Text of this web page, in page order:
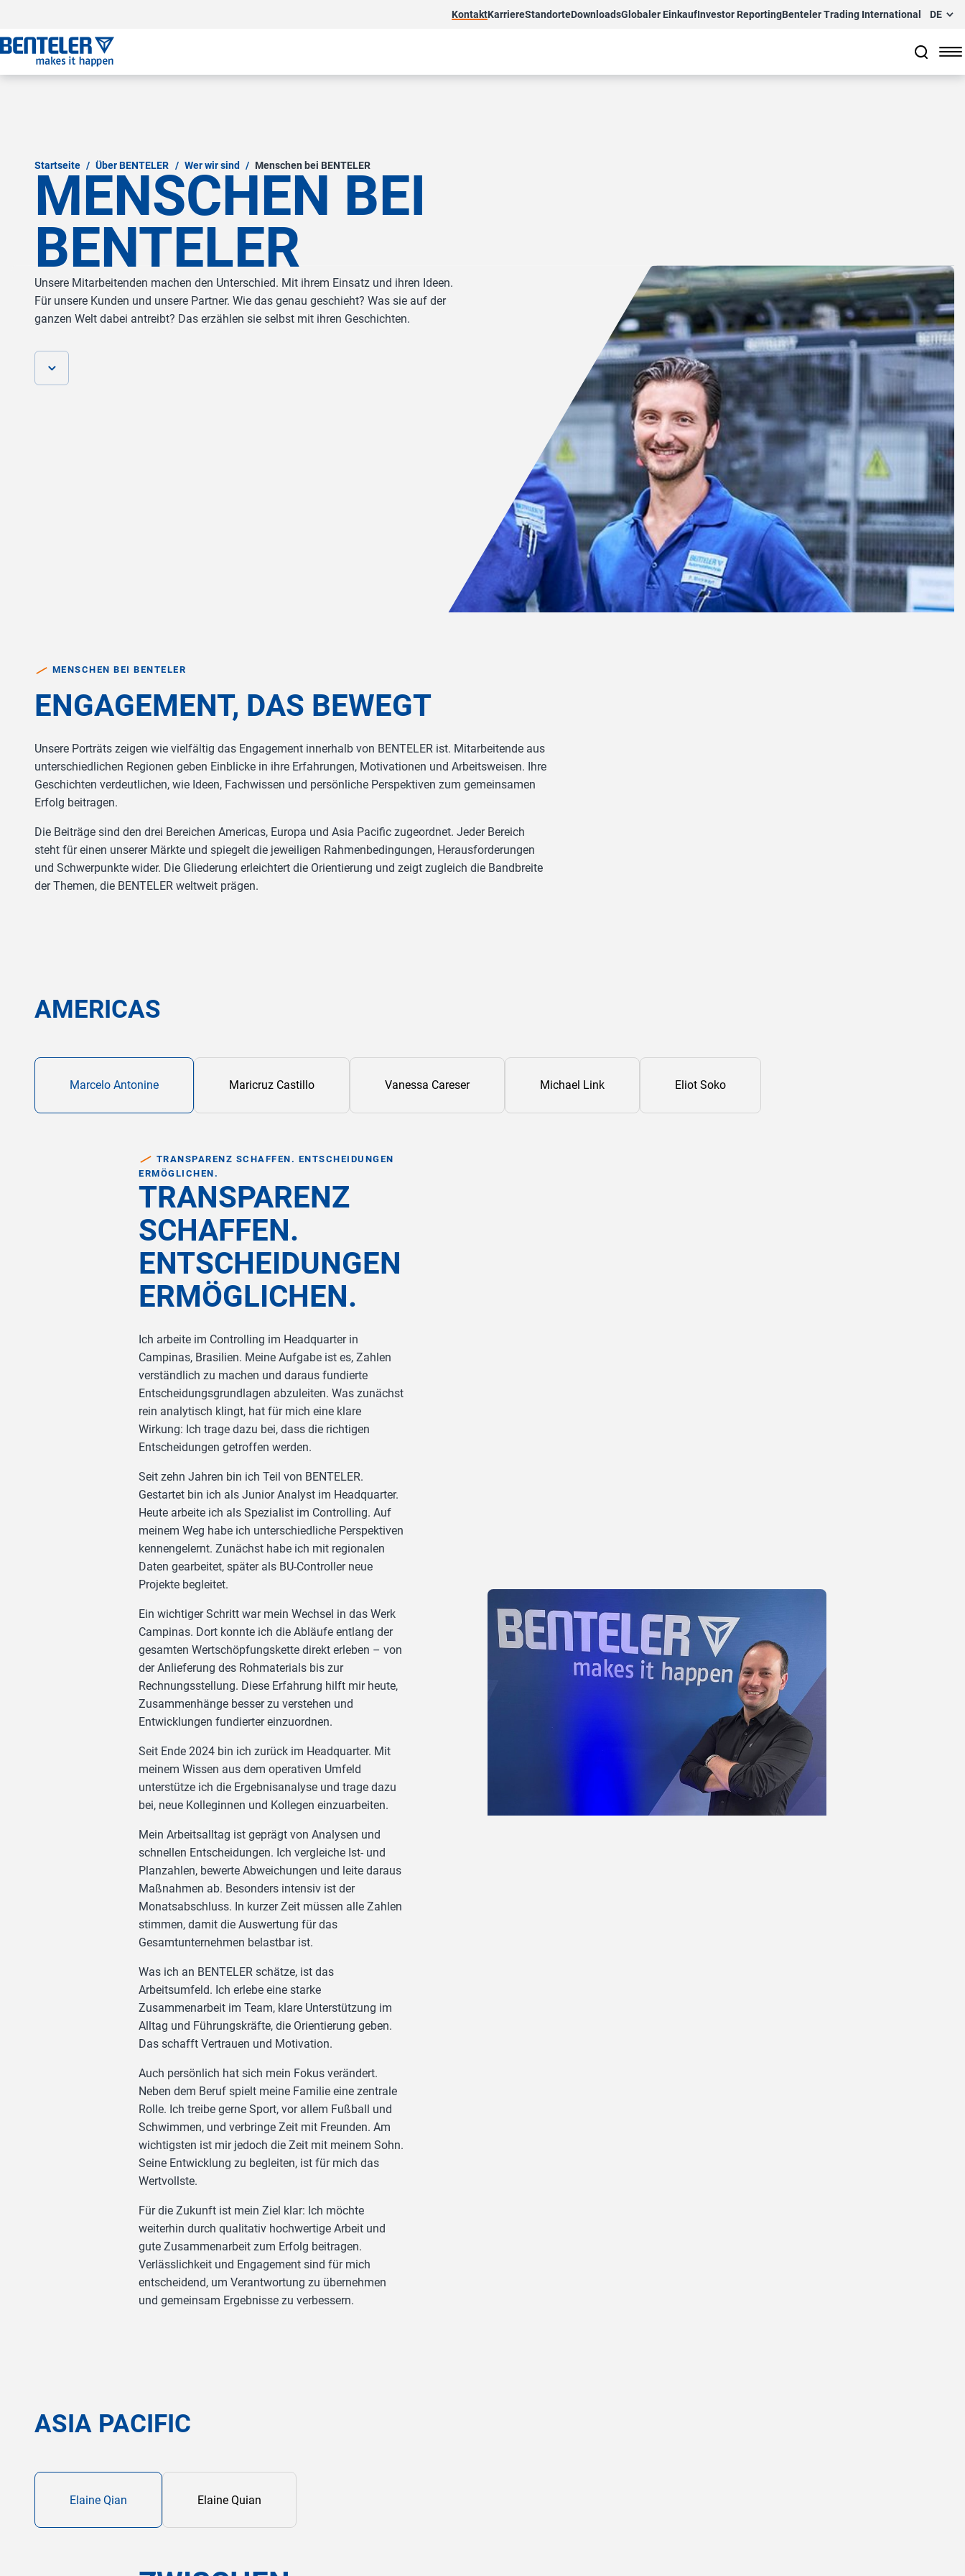
KontaktKarriereStandorteDownloadsGlobaler EinkaufInvestor ReportingBenteler Trading International DE
Zum Hauptinhalt springen
Zum Footer springen
Zum Ende der Navigation springen
Zum Beginn der Navigation springen
Startseite / Über BENTELER / Wer wir sind / Menschen bei BENTELER
MENSCHEN BEI
BENTELER
Unsere Mitarbeitenden machen den Unterschied. Mit ihrem Einsatz und ihren Ideen.
Für unsere Kunden und unsere Partner. Wie das genau geschieht? Was sie auf der
ganzen Welt dabei antreibt? Das erzählen sie selbst mit ihren Geschichten.
MENSCHEN BEI BENTELER
ENGAGEMENT, DAS BEWEGT
Unsere Porträts zeigen wie vielfältig das Engagement innerhalb von BENTELER ist. Mitarbeitende aus
unterschiedlichen Regionen geben Einblicke in ihre Erfahrungen, Motivationen und Arbeitsweisen. Ihre
Geschichten verdeutlichen, wie Ideen, Fachwissen und persönliche Perspektiven zum gemeinsamen
Erfolg beitragen.
Die Beiträge sind den drei Bereichen Americas, Europa und Asia Pacific zugeordnet. Jeder Bereich
steht für einen unserer Märkte und spiegelt die jeweiligen Rahmenbedingungen, Herausforderungen
und Schwerpunkte wider. Die Gliederung erleichtert die Orientierung und zeigt zugleich die Bandbreite
der Themen, die BENTELER weltweit prägen.
AMERICAS
Marcelo Antonine Maricruz Castillo Vanessa Careser Michael Link Eliot Soko
TRANSPARENZ SCHAFFEN. ENTSCHEIDUNGEN
ERMÖGLICHEN.
TRANSPARENZ
SCHAFFEN.
ENTSCHEIDUNGEN
ERMÖGLICHEN.
Ich arbeite im Controlling im Headquarter in
Campinas, Brasilien. Meine Aufgabe ist es, Zahlen
verständlich zu machen und daraus fundierte
Entscheidungsgrundlagen abzuleiten. Was zunächst
rein analytisch klingt, hat für mich eine klare
Wirkung: Ich trage dazu bei, dass die richtigen
Entscheidungen getroffen werden.
Seit zehn Jahren bin ich Teil von BENTELER.
Gestartet bin ich als Junior Analyst im Headquarter.
Heute arbeite ich als Spezialist im Controlling. Auf
meinem Weg habe ich unterschiedliche Perspektiven
kennengelernt. Zunächst habe ich mit regionalen
Daten gearbeitet, später als BU-Controller neue
Projekte begleitet.
Ein wichtiger Schritt war mein Wechsel in das Werk
Campinas. Dort konnte ich die Abläufe entlang der
gesamten Wertschöpfungskette direkt erleben – von
der Anlieferung des Rohmaterials bis zur
Rechnungsstellung. Diese Erfahrung hilft mir heute,
Zusammenhänge besser zu verstehen und
Entwicklungen fundierter einzuordnen.
Seit Ende 2024 bin ich zurück im Headquarter. Mit
meinem Wissen aus dem operativen Umfeld
unterstütze ich die Ergebnisanalyse und trage dazu
bei, neue Kolleginnen und Kollegen einzuarbeiten.
Mein Arbeitsalltag ist geprägt von Analysen und
schnellen Entscheidungen. Ich vergleiche Ist- und
Planzahlen, bewerte Abweichungen und leite daraus
Maßnahmen ab. Besonders intensiv ist der
Monatsabschluss. In kurzer Zeit müssen alle Zahlen
stimmen, damit die Auswertung für das
Gesamtunternehmen belastbar ist.
Was ich an BENTELER schätze, ist das
Arbeitsumfeld. Ich erlebe eine starke
Zusammenarbeit im Team, klare Unterstützung im
Alltag und Führungskräfte, die Orientierung geben.
Das schafft Vertrauen und Motivation.
Auch persönlich hat sich mein Fokus verändert.
Neben dem Beruf spielt meine Familie eine zentrale
Rolle. Ich treibe gerne Sport, vor allem Fußball und
Schwimmen, und verbringe Zeit mit Freunden. Am
wichtigsten ist mir jedoch die Zeit mit meinem Sohn.
Seine Entwicklung zu begleiten, ist für mich das
Wertvollste.
Für die Zukunft ist mein Ziel klar: Ich möchte
weiterhin durch qualitativ hochwertige Arbeit und
gute Zusammenarbeit zum Erfolg beitragen.
Verlässlichkeit und Engagement sind für mich
entscheidend, um Verantwortung zu übernehmen
und gemeinsam Ergebnisse zu verbessern.
ASIA PACIFIC
Elaine Qian Elaine Quian